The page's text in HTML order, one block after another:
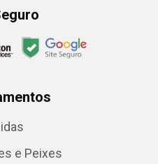
e Peixes